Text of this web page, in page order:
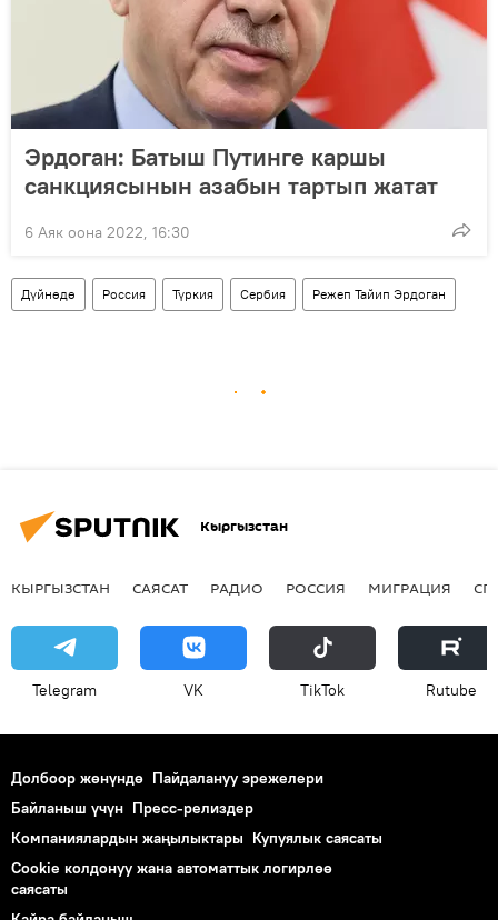
Эрдоган: Батыш Путинге каршы
санкциясынын азабын тартып жатат
6 Аяк оона 2022, 16:30
Дүйнөдө Россия Түркия Сербия Режеп Тайип Эрдоган
Кыргызстан
КЫРГЫЗСТАН САЯСАТ РАДИО РОССИЯ МИГРАЦИЯ
Telegram VK ТikТоk Rutube
Долбоор жөнүндө Пайдалануу эрежелери
Байланыш үчүн Пресс-релиздер
Компаниялардын жаңылыктары Купуялык саясаты
Cookie колдонуу жана автоматтык логирлөө
саясаты